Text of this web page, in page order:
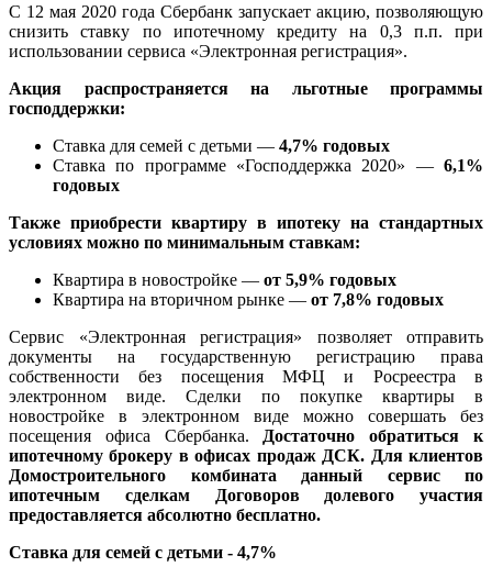
С 12 мая 2020 года Сбербанк запускает акцию, позволяющую
снизить ставку по ипотечному кредиту на 0,3 п.п. при
использовании сервиса «Электронная регистрация».
Акция распространяется на льготные программы
господдержки:
Ставка для семей с детьми — 4,7% годовых
Ставка по программе «Господдержка 2020» — 6,1%
годовых
Также приобрести квартиру в ипотеку на стандартных
условиях можно по минимальным ставкам:
Квартира в новостройке — от 5,9% годовых
Квартира на вторичном рынке — от 7,8% годовых
Сервис «Электронная регистрация» позволяет отправить
документы на государственную регистрацию права
собственности без посещения МФЦ и Росреестра в
электронном виде. Сделки по покупке квартиры в
новостройке в электронном виде можно совершать без
посещения офиса Сбербанка. Достаточно обратиться к
ипотечному брокеру в офисах продаж ДСК. Для клиентов
Домостроительного комбината данный сервис по
ипотечным сделкам Договоров долевого участия
предоставляется абсолютно бесплатно.
Ставка для семей с детьми - 4,7%